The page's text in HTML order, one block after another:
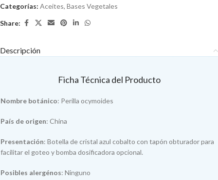
waitlist
this
Categorías: Aceites, Bases Vegetales
Share:
Descripción
Ficha Técnica del Producto
Nombre botánico: Perilla ocymoides
País de origen: China
Presentación: Botella de cristal azul cobalto con tapón obturador para
facilitar el goteo y bomba dosificadora opcional.
Posibles alergénos: Ninguno